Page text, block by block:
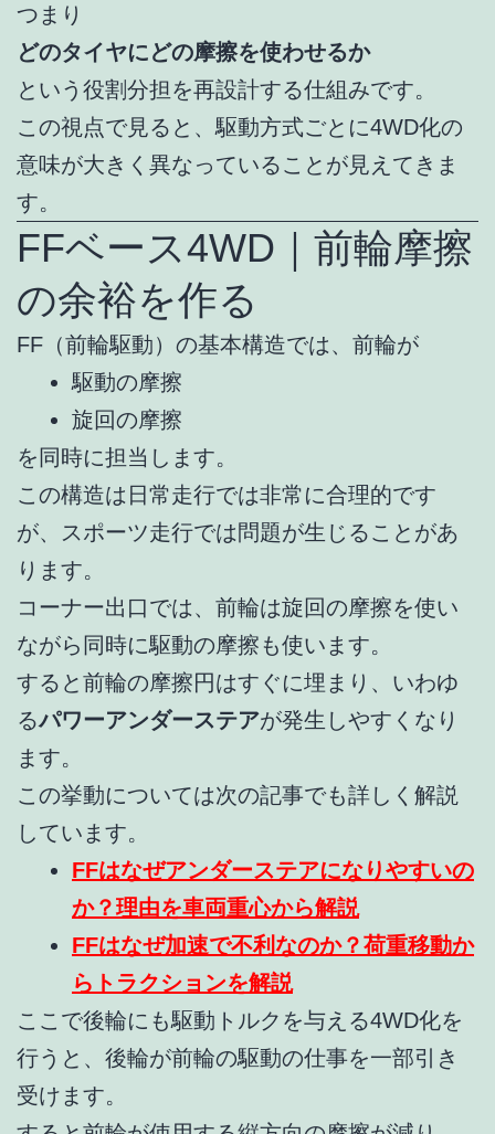
つまり
どのタイヤにどの摩擦を使わせるか
という役割分担を再設計する仕組みです。
この視点で見ると、駆動方式ごとに4WD化の
意味が大きく異なっていることが見えてきま
す。
FFベース4WD｜前輪摩擦
の余裕を作る
FF（前輪駆動）の基本構造では、前輪が
駆動の摩擦
旋回の摩擦
を同時に担当します。
この構造は日常走行では非常に合理的です
が、スポーツ走行では問題が生じることがあ
ります。
コーナー出口では、前輪は旋回の摩擦を使い
ながら同時に駆動の摩擦も使います。
すると前輪の摩擦円はすぐに埋まり、いわゆ
るパワーアンダーステアが発生しやすくなり
ます。
この挙動については次の記事でも詳しく解説
しています。
FFはなぜアンダーステアになりやすいの
か？理由を車両重心から解説
FFはなぜ加速で不利なのか？荷重移動か
らトラクションを解説
ここで後輪にも駆動トルクを与える4WD化を
行うと、後輪が前輪の駆動の仕事を一部引き
受けます。